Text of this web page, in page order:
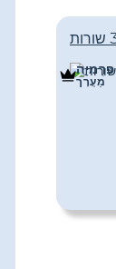
פּרֶמיָה
מַעֲרָך